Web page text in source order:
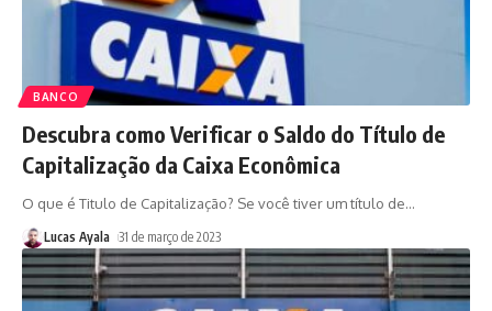
BANCO
Descubra como Verificar o Saldo do Título de
Capitalização da Caixa Econômica
O que é Titulo de Capitalização? Se você tiver um título de…
Lucas Ayala 31 de março de 2023